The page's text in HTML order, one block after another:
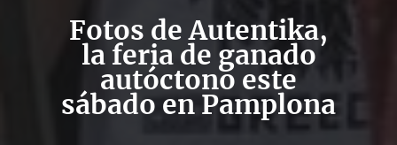
Fotos de Autentika,
la feria de ganado
autóctono este
sábado en Pamplona